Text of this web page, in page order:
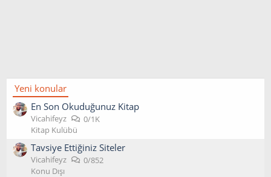
Yeni konular
En Son Okuduğunuz Kitap
Vicahifeyz
0/1K
Kitap Kulübü
Tavsiye Ettiğiniz Siteler
Vicahifeyz
0/852
Konu Dışı